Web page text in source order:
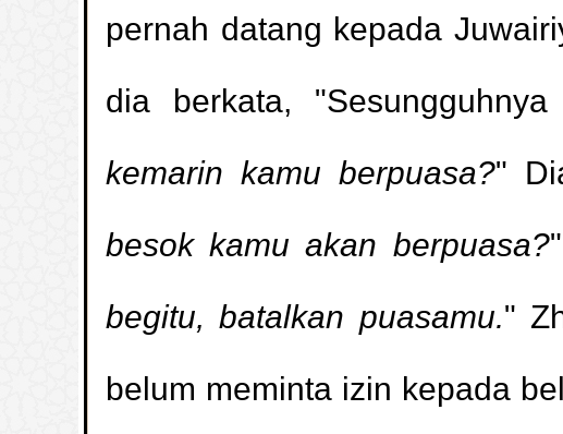
pernah datang kepada
dia berkata,
kemarin kamu berpuasa?"
besok kamu akan berpuasa?
begitu, batalkan puasamu."
belum meminta izin kepada
Hukum membaca sesuatu yang ber-
(
penampilan22152 )